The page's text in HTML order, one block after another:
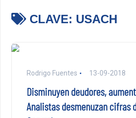
CLAVE: USACH
Rodrigo Fuentes 13-09-2018
Disminuyen deudores,
Analistas desmenuzan cifras